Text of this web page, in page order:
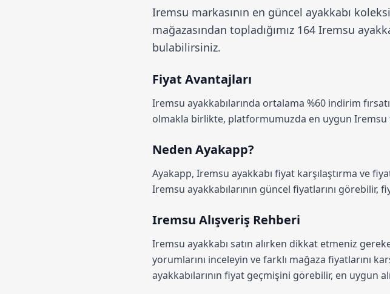
Iremsu markasının en güncel ayakkabı
mağazasından topladığımız 164 Iremsu
bulabilirsiniz.
Fiyat Avantajları
Iremsu ayakkabılarında ortalama %60 indirim
olmakla birlikte, platformumuzda en uygun Iremsu
Neden Ayakapp?
Ayakapp, Iremsu ayakkabı fiyat karşılaştırma ve
Iremsu ayakkabılarının güncel fiyatlarını
Iremsu Alışveriş Rehberi
Iremsu ayakkabı satın alırken dikkat etmeniz
yorumlarını inceleyin ve farklı mağaza fiyatlarını
ayakkabılarının fiyat geçmişini görebilir, en uygun